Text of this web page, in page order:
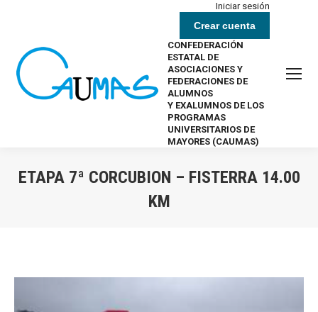
Iniciar sesión
Crear cuenta
CONFEDERACIÓN
ESTATAL DE
ASOCIACIONES Y
FEDERACIONES DE
ALUMNOS
Y EXALUMNOS DE LOS
PROGRAMAS
UNIVERSITARIOS DE
MAYORES (CAUMAS)
ETAPA 7ª CORCUBION – FISTERRA 14.00
KM